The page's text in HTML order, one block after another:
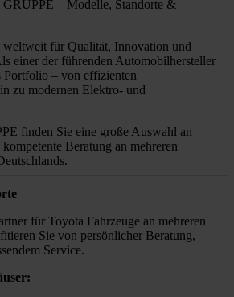
– Modelle, Standorte &
weltweit für Qualität, Innovation und
einer der führenden Automobilhersteller
Portfolio – von effizienten
zu modernen Elektro- und
finden Sie eine große Auswahl an
Beratung an mehreren
für Toyota Fahrzeuge an mehreren
Sie von persönlicher Beratung,
Service.